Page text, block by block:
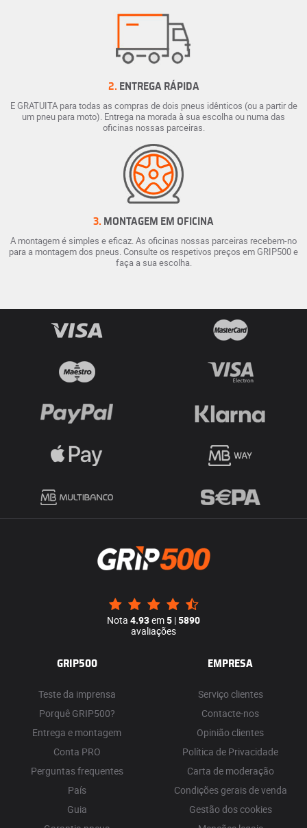
2. ENTREGA RÁPIDA
E GRATUITA para todas as compras de dois pneus idênticos (ou a partir de
um pneu para moto). Entrega na morada à sua escolha ou numa das
oficinas nossas parceiras.
3. MONTAGEM EM OFICINA
A montagem é simples e eficaz. As oficinas nossas parceiras recebem-no
para a montagem dos pneus. Consulte os respetivos preços em GRIP500 e
faça a sua escolha.
Nota 4.93em5 |5890
avaliações
GRIP500
Teste da imprensa
Porquê GRIP500?
Entrega e montagem
Conta PRO
Perguntas frequentes
País
Guia
EMPRESA
Serviço clientes
Contacte-nos
Opinião clientes
Política de Privacidade
Carta de moderação
Condições gerais de venda
Gestão dos cookies